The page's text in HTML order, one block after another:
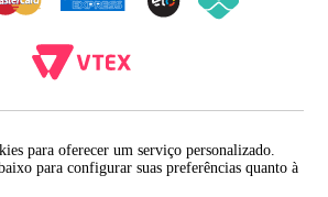
para oferecer um serviço personalizado.
para configurar suas preferências quanto à
12.093.445/0002-23
GOMES, 331 - ANEXO 2 - CENTRO - PIRAÍ - RIO DE
JANEIRO. CEP.: 27.175-000